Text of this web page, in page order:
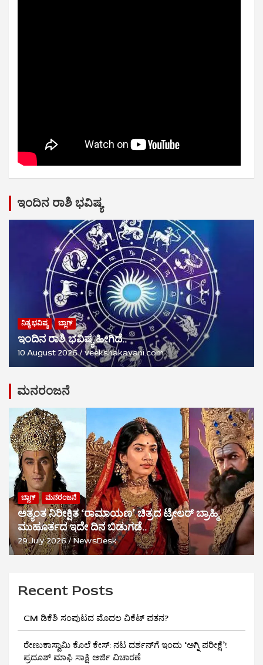
ಇಂದಿನ ರಾಶಿ ಭವಿಷ್ಯ
ನಿತ್ಯ ಭವಿಷ್ಯ ಬ್ಲಾಗ್
ಇಂದಿನ ರಾಶಿ ಭವಿಷ್ಯ ಹೀಗಿದೆ..
10 August 2026 veekshakavani.com
ಮನರಂಜನೆ
ಬ್ಲಾಗ್ ಮನರಂಜನೆ
ಅತ್ಯಂತ ನಿರೀಕ್ಷಿತ ‘ರಾಮಾಯಣ’ ಚಿತ್ರದ ಟ್ರೇಲರ್ ಬ್ರಾಹ್ಮಿ
ಮುಹೂರ್ತದ ಇದೇ ದಿನ ಬಿಡುಗಡೆ..
29 July 2026 NewsDesk
Recent Posts
CM ಡಿಕೆಶಿ ಸಂಪುಟದ ಮೊದಲ ವಿಕೆಟ್ ಪತನ?
ರೇಣುಕಾಸ್ವಾಮಿ ಕೊಲೆ ಕೇಸ್: ನಟ ದರ್ಶನ್‌ಗೆ ಇಂದು ‘ಅಗ್ನಿ ಪರೀಕ್ಷೆ’!
ಪ್ರದೂಶ್‌ ಮಾಫಿ ಸಾಕ್ಷಿ ಅರ್ಜಿ ವಿಚಾರಣೆ